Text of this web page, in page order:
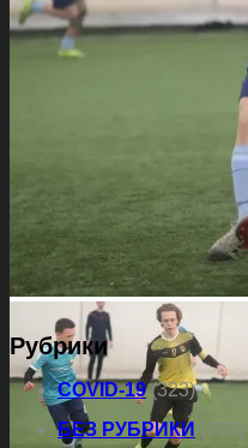
Рубрики
COVID-19(323)
БЕЗ РУБРИКИ (769)